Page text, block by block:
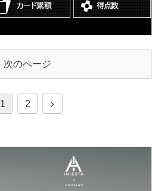
次のページ
1 2